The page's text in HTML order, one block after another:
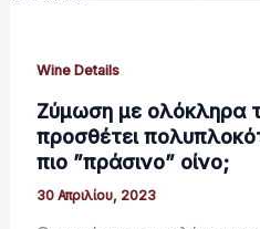
Wine Details
Ζύμωση με ολόκληρα
προσθέτει
πιο ”πράσινο” οίνο;
30 Απριλίου, 2023